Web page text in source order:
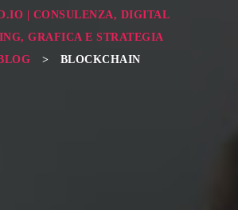
| CONSULENZA, DIGITAL
GRAFICA E STRATEGIA
> BLOCKCHAIN